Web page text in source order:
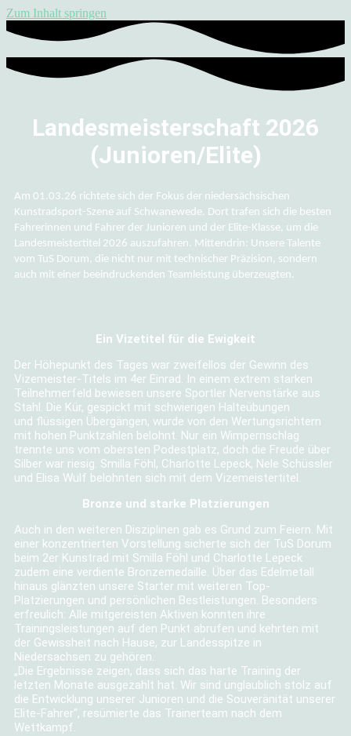
Zum Inhalt springen
Landesmeisterschaft 2026
(Junioren/Elite)
Am 01.03.26 richtete sich der Fokus der niedersächsischen
Kunstradsport-Szene auf Schwanewede. Dort trafen sich die besten
Fahrerinnen und Fahrer der Junioren und der Elite-Klasse, um die
Landesmeistertitel 2026 auszufahren. Mittendrin: Unsere Talente
vom TuS Dorum, die nicht nur mit technischer Präzision, sondern
auch mit einer beeindruckenden Teamleistung überzeugten.
Ein Vizetitel für die Ewigkeit
Der Höhepunkt des Tages war zweifellos der Gewinn des
Vizemeister-Titels im 4er Einrad. In einem extrem starken
Teilnehmerfeld bewiesen unsere Sportler Nervenstärke aus
Stahl. Die Kür, gespickt mit schwierigen Halteübungen
und flüssigen Übergängen, wurde von den Wertungsrichtern
mit hohen Punktzahlen belohnt. Nur ein Wimpernschlag
trennte uns vom obersten Podestplatz, doch die Freude über
Silber war riesig. Smilla Föhl, Charlotte Lepeck, Nele Schüssler
und Elisa Wulf belohnten sich mit dem Vizemeistertitel.
Bronze und starke Platzierungen
Auch in den weiteren Disziplinen gab es Grund zum Feiern. Mit
einer konzentrierten Vorstellung sicherte sich der TuS Dorum
beim 2er Kunstrad mit Smilla Föhl und Charlotte Lepeck
zudem eine verdiente Bronzemedaille. Über das Edelmetall
hinaus glänzten unsere Starter mit weiteren Top-
Platzierungen und persönlichen Bestleistungen. Besonders
erfreulich: Alle mitgereisten Aktiven konnten ihre
Trainingsleistungen auf den Punkt abrufen und kehrten mit
der Gewissheit nach Hause, zur Landesspitze in
Niedersachsen zu gehören.
„Die Ergebnisse zeigen, dass sich das harte Training der
letzten Monate ausgezahlt hat. Wir sind unglaublich stolz auf
die Entwicklung unserer Junioren und die Souveränität unserer
Elite-Fahrer“, resümierte das Trainerteam nach dem
Wettkampf.